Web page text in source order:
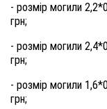
- розмір могили
грн;
- розмір могили
грн;
- розмір могили
грн;